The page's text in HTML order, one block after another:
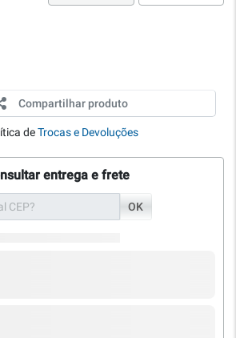
Compartilhar produto
deTrocas e Devoluções
entrega e frete
OK